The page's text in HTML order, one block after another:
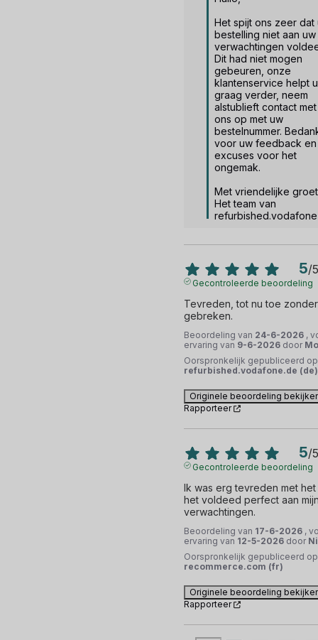
Het spijt ons zeer dat
bestelling niet aan uw
verwachtingen
Dit had niet mogen
gebeuren, onze
klantenservice helpt u
graag verder, neem
alstublieft contact met
ons op met uw
bestelnummer.
voor uw feedback en
excuses voor het
ongemak.
Met vriendelijke
Het team van
refurbished.vodafone
5/5
Gecontroleerde beoordeling
Tevreden, tot nu toe zonder
gebreken.
Beoordeling van 24-6-2026 ,
ervaring van 9-6-2026 door
Oorspronkelijk gepubliceerd op
refurbished.vodafone.de (de)
Originele beoordeling
Rapporteer
5/5
Gecontroleerde beoordeling
Ik was erg tevreden met
het voldeed perfect aan
verwachtingen.
Beoordeling van 17-6-2026 ,
ervaring van 12-5-2026 door
Oorspronkelijk gepubliceerd op
recommerce.com (fr)
Originele beoordeling
Rapporteer